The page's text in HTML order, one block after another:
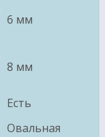
6 мм
8 мм
Есть
Овальная